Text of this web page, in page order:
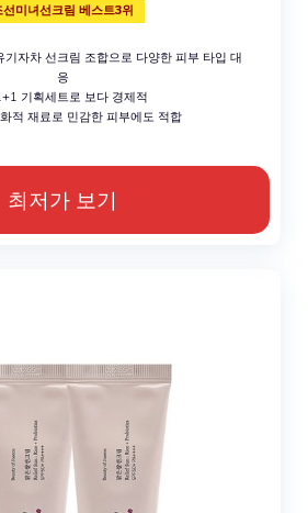
선미녀선크림 베스트3위
기자차 선크림 조합으로 다양한 피부 타입 대
응
기획세트로 보다 경제적
적 재료로 민감한 피부에도 적합
최저가 보기